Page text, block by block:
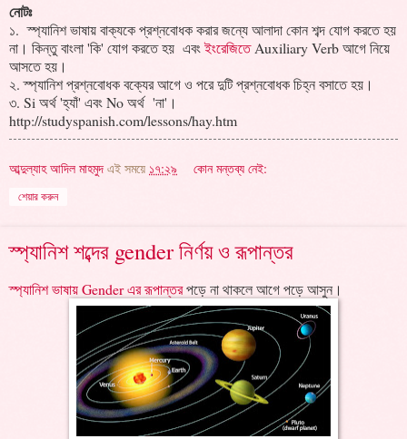
নোটঃ
১. স্প্যানিশ ভাষায় বাক্যকে প্রশ্নবোধক করার জন্যে আলাদা কোন শব্দ যোগ করতে হয়
না। কিন্তু বাংলা 'কি' যোগ করতে হয় এবংইংরেজিতেAuxiliary Verb আগে নিয়ে
আসতে হয়।
২. স্প্যানিশ প্রশ্নবোধক বক্যের আগে ও পরে দুটি প্রশ্নবোধক চিহ্ন বসাতে হয়।
৩. Si অর্থ 'হ্যাঁ' এবং No অর্থ 'না'।
http://studyspanish.com/lessons/hay.htm
আব্দুল্যাহ আদিল মাহমুদ এই সময়ে ১৭:২৯ কোন মন্তব্য নেই:
শেয়ার করুন
স্প্যানিশ শব্দের gender নির্ণয় ও রূপান্তর
স্প্যানিশ ভাষায় Gender এর রূপান্তরপড়ে না থাকলে আগে পড়ে আসুন।